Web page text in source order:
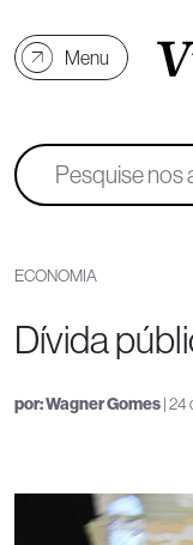
Menu
ECONOMIA
Dívida
por:Wagner Gomes| 24